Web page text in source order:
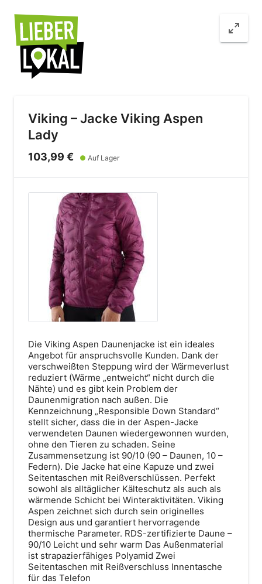
Bahnhofstraße 18
87527 Sonthofen
Route anzeigen
Viking – Jacke Viking Aspen
Lady
103,99 € ● Auf Lager
Die Viking Aspen Daunenjacke ist ein ideales
Angebot für anspruchsvolle Kunden. Dank der
verschweißten Steppung wird der Wärmeverlust
reduziert (Wärme „entweicht“ nicht durch die
Nähte) und es gibt kein Problem der
Daunenmigration nach außen. Die
Kennzeichnung „Responsible Down Standard“
stellt sicher, dass die in der Aspen-Jacke
verwendeten Daunen wiedergewonnen wurden,
ohne den Tieren zu schaden. Seine
Zusammensetzung ist 90/10 (90 – Daunen, 10 –
Federn). Die Jacke hat eine Kapuze und zwei
Seitentaschen mit Reißverschlüssen. Perfekt
sowohl als alltäglicher Kälteschutz als auch als
wärmende Schicht bei Winteraktivitäten. Viking
Aspen zeichnet sich durch sein originelles
Design aus und garantiert hervorragende
thermische Parameter. RDS-zertifizierte Daune –
90/10 Leicht und sehr warm Das Außenmaterial
ist strapazierfähiges Polyamid Zwei
Seitentaschen mit Reißverschluss Innentasche
für das Telefon